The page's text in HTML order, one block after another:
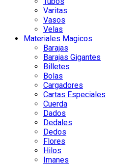
Varitas
Vasos
Velas
Materiales Magicos
Barajas
Barajas Gigantes
Billetes
Bolas
Cargadores
Cartas Especiales
Cuerda
Dados
Dedales
Dedos
Flores
Hilos
Imanes